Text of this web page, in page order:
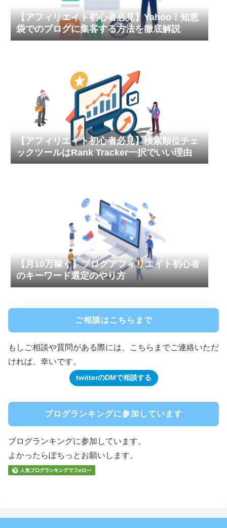
【アフィリエイト初心者必見】Yahoo！知恵
袋でのブログに集客する方法を徹底解説
【アフィリエイト初心者必見】検索順位チェ
ックツールはRank Tracker一択でいい理由
【月10万稼ぐ】ブログアフィリエイト初心者
のキーワード選定のやり方
ご相談はこちらまで
もしご相談や質問がある際には、こちらまでご連絡いただ
ければ、幸いです。
twitterのDMで相談する
ブログランキングに参加しています
ブログランキングに参加しています。
よかったらぽちっとお願いします。